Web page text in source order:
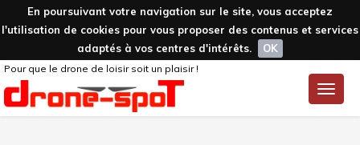
En poursuivant votre navigation sur le site, vous acceptez
l'utilisation de cookies pour vous proposer des contenus et services
adaptés à vos centres d'intérêts.
OK
Toggle
Pour que le drone de loisir soit un plaisir !